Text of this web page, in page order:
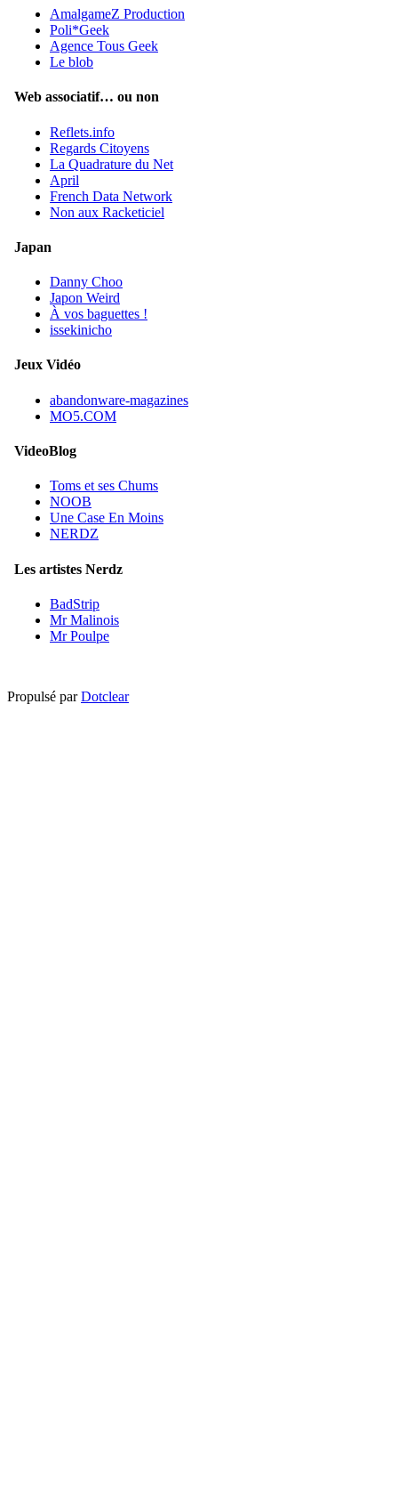
AmalgameZ Production
Poli*Geek
Agence Tous Geek
Le blob
Web associatif… ou non
Reflets.info
Regards Citoyens
La Quadrature du Net
April
French Data Network
Non aux Racketiciel
Japan
Danny Choo
Japon Weird
À vos baguettes !
issekinicho
Jeux Vidéo
abandonware-magazines
MO5.COM
VideoBlog
Toms et ses Chums
NOOB
Une Case En Moins
NERDZ
Les artistes Nerdz
BadStrip
Mr Malinois
Mr Poulpe
Propulsé parDotclear